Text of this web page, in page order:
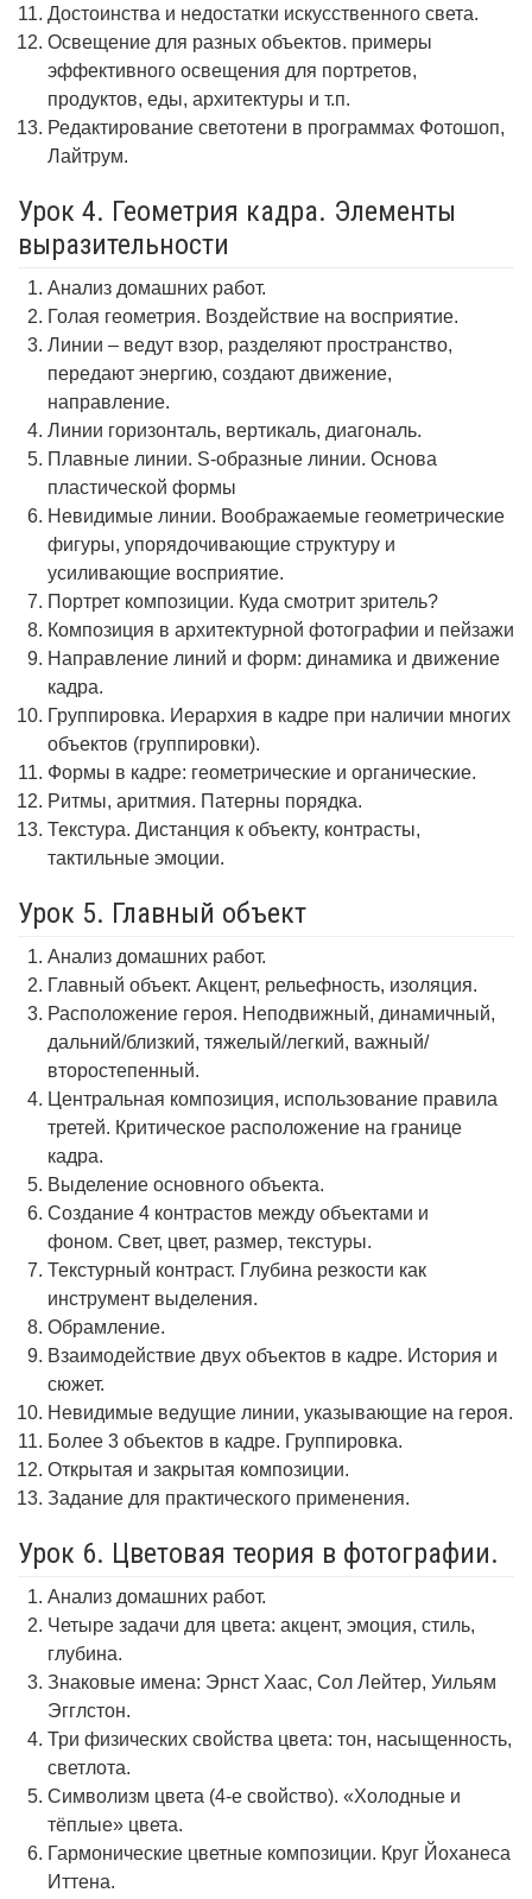
Достоинства и недостатки искусственного света.
Освещение для разных объектов. примеры
эффективного освещения для портретов,
продуктов, еды, архитектуры и т.п.
Редактирование светотени в программах Фотошоп,
Лайтрум.
Урок 4. Геометрия кадра. Элементы
выразительности
Анализ домашних работ.
Голая геометрия. Воздействие на восприятие.
Линии – ведут взор, разделяют пространство,
передают энергию, создают движение,
направление.
Линии горизонталь, вертикаль, диагональ.
Плавные линии. S-образные линии. Основа
пластической формы
Невидимые линии. Воображаемые геометрические
фигуры, упорядочивающие структуру и
усиливающие восприятие.
Портрет композиции. Куда смотрит зритель?
Композиция в архитектурной фотографии и пейзажи
Направление линий и форм: динамика и движение
кадра.
Группировка. Иерархия в кадре при наличии многих
объектов (группировки).
Формы в кадре: геометрические и органические.
Ритмы, аритмия. Патерны порядка.
Текстура. Дистанция к объекту, контрасты,
тактильные эмоции.
Урок 5. Главный объект
Анализ домашних работ.
Главный объект. Акцент, рельефность, изоляция.
Расположение героя. Неподвижный, динамичный,
дальний/близкий, тяжелый/легкий, важный/
второстепенный.
Центральная композиция, использование правила
третей. Критическое расположение на границе
кадра.
Выделение основного объекта.
Создание 4 контрастов между объектами и
фоном. Свет, цвет, размер, текстуры.
Текстурный контраст. Глубина резкости как
инструмент выделения.
Обрамление.
Взаимодействие двух объектов в кадре. История и
сюжет.
Невидимые ведущие линии, указывающие на героя.
Более 3 объектов в кадре. Группировка.
Открытая и закрытая композиции.
Задание для практического применения.
Урок 6. Цветовая теория в фотографии.
Анализ домашних работ.
Четыре задачи для цвета: акцент, эмоция, стиль,
глубина.
Знаковые имена: Эрнст Хаас, Сол Лейтер, Уильям
Эгглстон.
Три физических свойства цвета: тон, насыщенность,
светлота.
Символизм цвета (4-е свойство). «Холодные и
тёплые» цвета.
Гармонические цветные композиции. Круг Йоханеса
Иттена.